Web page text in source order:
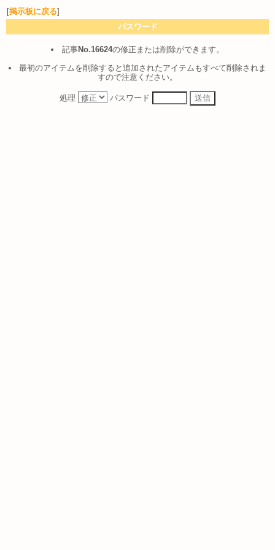
[掲示板に戻る]
パスワード
記事No.16624の修正または削除ができます。
最初のアイテムを削除すると追加されたアイテムもすべて削除されま
すので注意ください。
処理 パスワード